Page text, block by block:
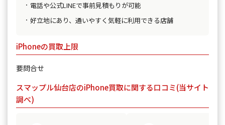
電話や公式LINEで事前見積もりが可能
好立地にあり、通いやすく気軽に利用できる店舗
iPhoneの買取上限
要問合せ
スマップル仙台店のiPhone買取に関する口コミ(当サイト
調べ)